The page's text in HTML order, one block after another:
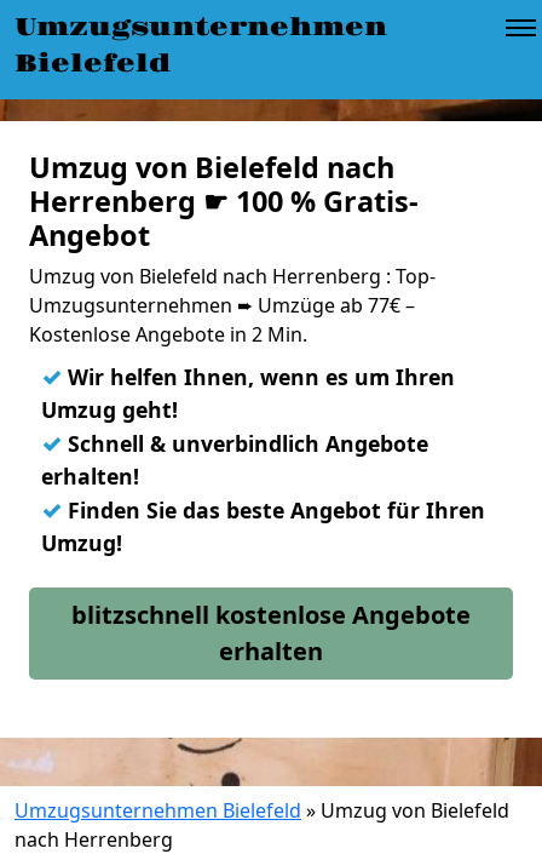
Umzugsunternehmen
Bielefeld
Umzug von Bielefeld nach
Herrenberg ☛ 100 % Gratis-
Angebot
Umzug von Bielefeld nach Herrenberg : Top-
Umzugsunternehmen ➨ Umzüge ab 77€ –
Kostenlose Angebote in 2 Min.
✓ Wir helfen Ihnen, wenn es um Ihren
Umzug geht!
✓ Schnell & unverbindlich Angebote
erhalten!
✓ Finden Sie das beste Angebot für Ihren
Umzug!
blitzschnell kostenlose Angebote
erhalten
Umzugsunternehmen Bielefeld » Umzug von Bielefeld
nach Herrenberg